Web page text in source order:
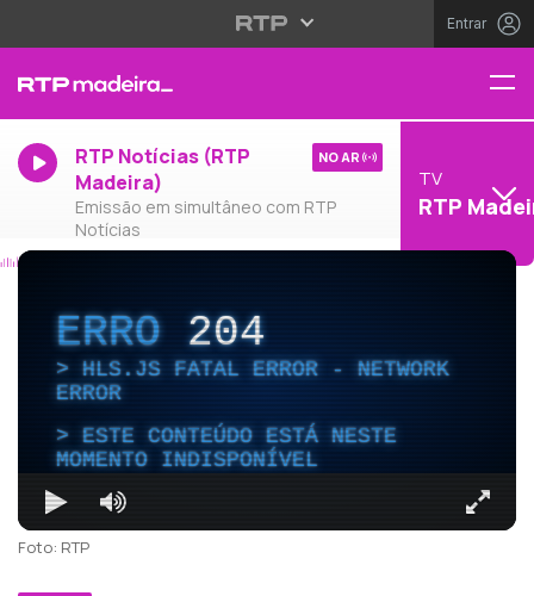
Entrar
RTP Notícias (RTP
Madeira)
Emissão em simultâneo com RTP
Notícias
NO AR
TV
RTP
ERRO204
HLS.JS FATAL ERROR - NETWORK
ERROR
ESTE CONTEÚDO ESTÁ NESTE
MOMENTO INDISPONÍVEL
Foto: RTP